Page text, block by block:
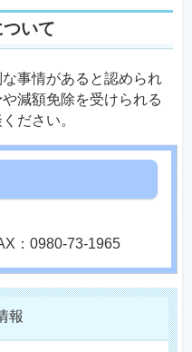
いて
事情があると認められ
減額免除を受けられる
ださい。
：0980-73-1965
報